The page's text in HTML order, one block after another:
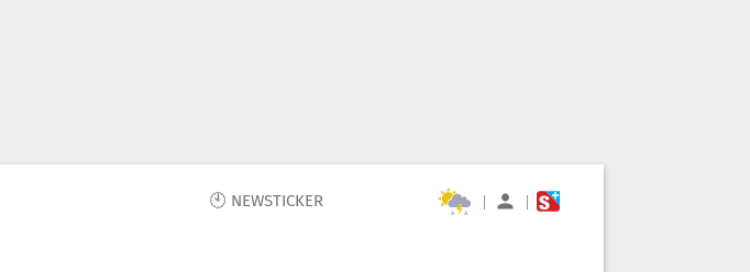
🕙 NEWSTICKER | |